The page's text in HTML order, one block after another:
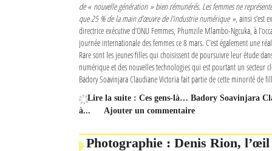
de « nouvelle génération » bien rémunérés. Les femmes ne
que 25 % de la main d’œuvre de l’industrie numérique », ainsi s’est
directrice exécutive d’ONU Femmes, Phumzile Mlambo-Ngcuka, à
journée internationale des femmes ce 8 mars. C’est également une
Rare sont les jeunes filles qui choisissent de poursuivre leur étude
numérique et des nouvelles technologies qui est pourtant un secteur
Badory Soavinjara Claudiane Victoria fait partie de cette minorité de
Lire la suite : Ces gens-là… Badory Soavinjara
à...
Ajouter un commentaire
Photographie : Denis Rion,